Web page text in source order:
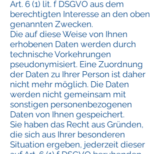
Art. 6 (1) lit. f DSGVO aus dem
berechtigten Interesse an den oben
genannten Zwecken.
Die auf diese Weise von Ihnen
erhobenen Daten werden durch
technische Vorkehrungen
pseudonymisiert. Eine Zuordnung
der Daten zu Ihrer Person ist daher
nicht mehr möglich. Die Daten
werden nicht gemeinsam mit
sonstigen personenbezogenen
Daten von Ihnen gespeichert.
Sie haben das Recht aus Gründen,
die sich aus Ihrer besonderen
Situation ergeben, jederzeit dieser